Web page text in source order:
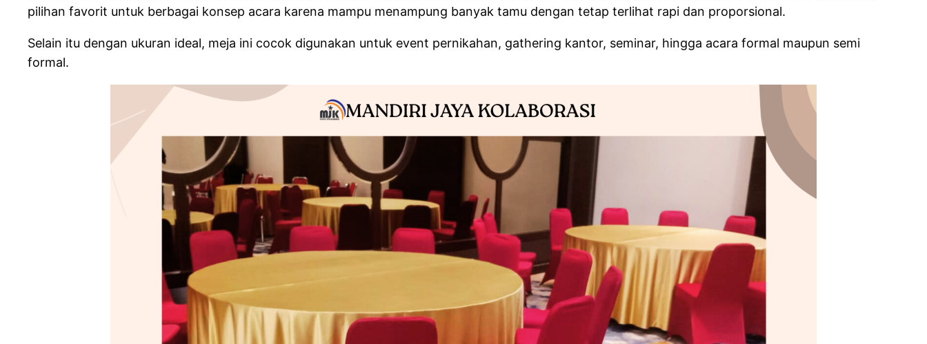
pilihan favorit untuk berbagai konsep acara karena mampu menampung banyak tamu dengan tetap terlihat rapi dan proporsional.
Selain itu dengan ukuran ideal, meja ini cocok digunakan untuk event pernikahan, gathering kantor, seminar, hingga acara formal maupun semi
formal.